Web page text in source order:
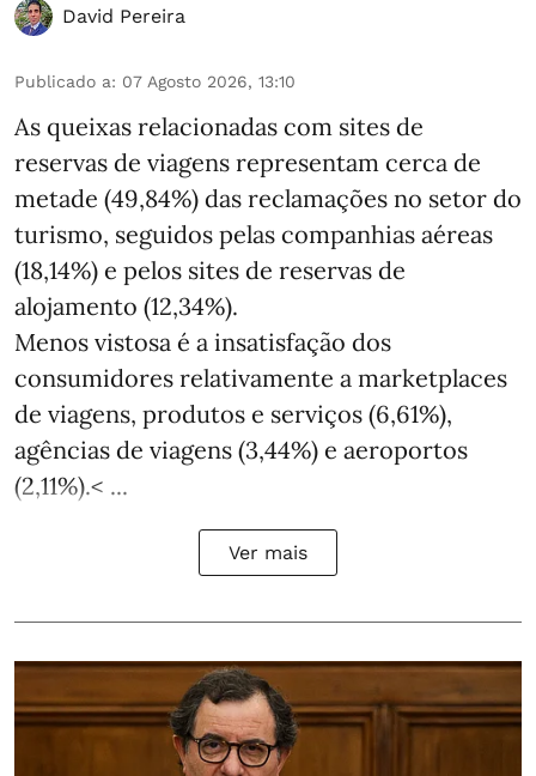
David Pereira
Publicado a: 07 Agosto 2026, 13:10
As queixas relacionadas com sites de
reservas de viagens representam cerca de
metade (49,84%) das reclamações no setor do
turismo, seguidos pelas companhias aéreas
(18,14%) e pelos sites de reservas de
alojamento (12,34%).
Menos vistosa é a insatisfação dos
consumidores relativamente a marketplaces
de viagens, produtos e serviços (6,61%),
agências de viagens (3,44%) e aeroportos
(2,11%).< ...
Ver mais